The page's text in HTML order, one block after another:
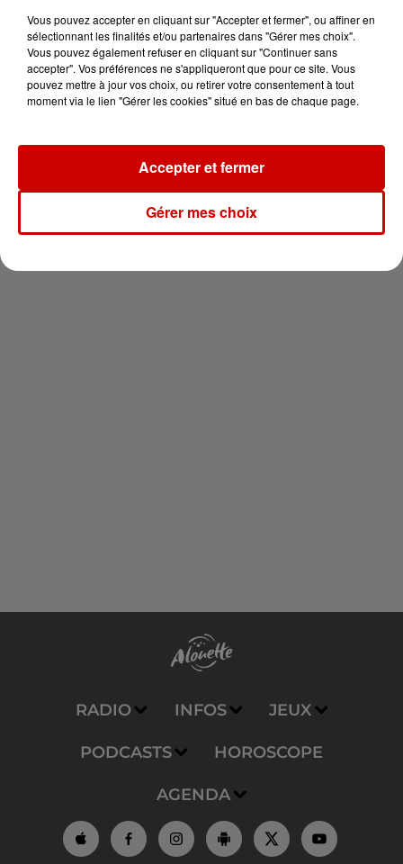
Destination Vacances : inscrivez-
vous !
Newsletter
RADIO INFOS JEUX
PODCASTS HOROSCOPE
AGENDA
Vous pouvez accepter en cliquant sur "Accepter et fermer", ou affiner en
sélectionnant les finalités et/ou partenaires dans "Gérer mes choix".
Vous pouvez également refuser en cliquant sur "Continuer sans
accepter". Vos préférences ne s'appliqueront que pour ce site. Vous
pouvez mettre à jour vos choix, ou retirer votre consentement à tout
moment via le lien "Gérer les cookies" situé en bas de chaque page.
Gérer mes choix
Accepter et fermer